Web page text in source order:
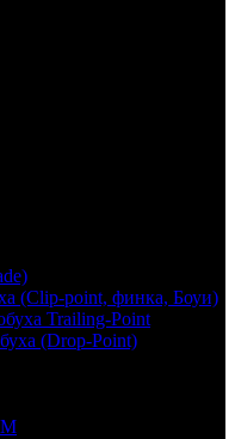
(Clip-point, финка, Боуи)
Trailing-Point
(Drop-Point)